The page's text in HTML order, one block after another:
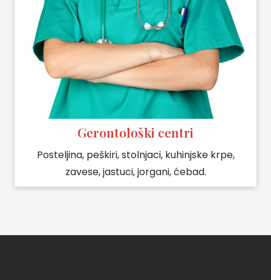
Gerontološki centri
Posteljina, peškiri, stolnjaci, kuhinjske krpe,
zavese, jastuci, jorgani, ćebad.